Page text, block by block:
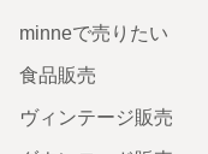
minneで売りたい
食品販売
ヴィンテージ販売